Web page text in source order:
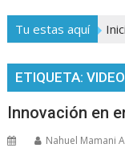
Tu estas aquí
ETIQUETA:
Innovación en
Nahuel Mamani